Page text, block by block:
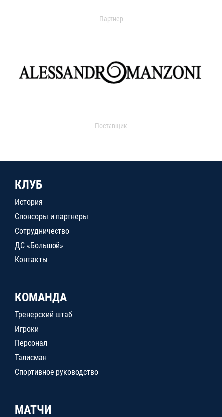
Партнер
Поставщик
КЛУБ
История
Спонсоры и партнеры
Сотрудничество
ДС «Большой»
Контакты
КОМАНДА
Тренерский штаб
Игроки
Персонал
Талисман
Спортивное руководство
МАТЧИ